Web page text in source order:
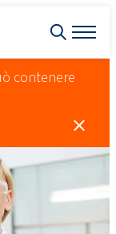
contenere